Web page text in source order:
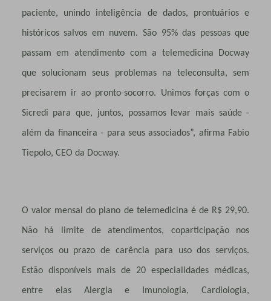
paciente, unindo inteligência de dados, prontuários e
históricos salvos em nuvem. São 95% das pessoas que
passam em atendimento com a telemedicina Docway
que solucionam seus problemas na teleconsulta, sem
precisarem ir ao pronto-socorro. Unimos forças com o
Sicredi para que, juntos, possamos levar mais saúde -
além da financeira - para seus associados”, afirma Fabio
Tiepolo, CEO da Docway.
O valor mensal do plano de telemedicina é de R$ 29,90.
Não há limite de atendimentos, coparticipação nos
serviços ou prazo de carência para uso dos serviços.
Estão disponíveis mais de 20 especialidades médicas,
entre elas Alergia e Imunologia, Cardiologia,